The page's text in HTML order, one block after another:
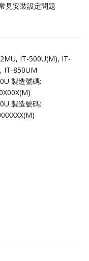
見安裝設定問題
IT-500U(M), IT-
IT-850UM
製造號碼:
製造號碼: